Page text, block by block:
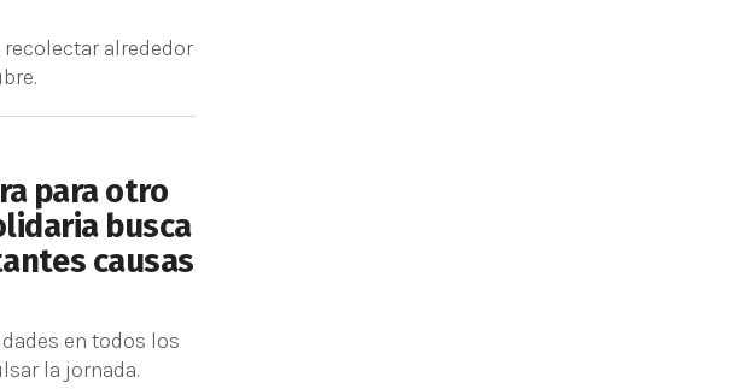
alrededor
para otro
busca
causas
en todos los
la jornada.